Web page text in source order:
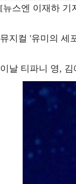
[뉴스엔 이재하 기
뮤지컬 '유미의 세
이날 티파니 영,